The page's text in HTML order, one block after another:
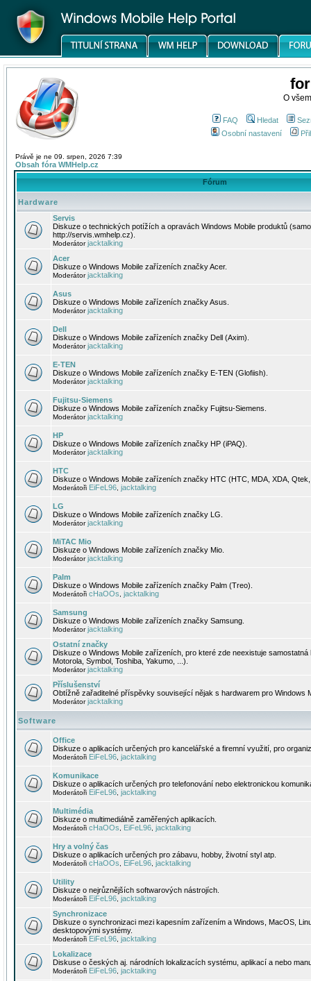
O
FAQ Hledat
Osobní nastavení
Právě je ne 09. srpen, 2026 7:39
Obsah fóra WMHelp.cz
Fórum
Hardware
Servis
Diskuze o technických potížích a opravách Windows Mobile produktů
http://servis.wmhelp.cz).
Moderátorjacktalking
Acer
Diskuze o Windows Mobile zařízeních značky Acer.
Moderátorjacktalking
Asus
Diskuze o Windows Mobile zařízeních značky Asus.
Moderátorjacktalking
Dell
Diskuze o Windows Mobile zařízeních značky Dell (Axim).
Moderátorjacktalking
E-TEN
Diskuze o Windows Mobile zařízeních značky E-TEN (Glofiish).
Moderátorjacktalking
Fujitsu-Siemens
Diskuze o Windows Mobile zařízeních značky Fujitsu-Siemens.
Moderátorjacktalking
HP
Diskuze o Windows Mobile zařízeních značky HP (iPAQ).
Moderátorjacktalking
HTC
Diskuze o Windows Mobile zařízeních značky HTC (HTC, MDA, XDA,
Moderátoři EiFeL96 jacktalking
LG
Diskuze o Windows Mobile zařízeních značky LG.
Moderátorjacktalking
MiTAC Mio
Diskuze o Windows Mobile zařízeních značky Mio.
Moderátorjacktalking
Palm
Diskuze o Windows Mobile zařízeních značky Palm (Treo).
Moderátoři cHaOOs jacktalking
Samsung
Diskuze o Windows Mobile zařízeních značky Samsung.
Moderátorjacktalking
Ostatní značky
Diskuze o Windows Mobile zařízeních, pro které zde neexistuje
Motorola, Symbol, Toshiba, Yakumo, ...).
Moderátorjacktalking
Příslušenství
Obtížně zařaditelné příspěvky související nějak s hardwarem pro Windows
Moderátorjacktalking
Software
Office
Diskuze o aplikacích určených pro kancelářské a firemní využití, pro
Moderátoři EiFeL96 jacktalking
Komunikace
Diskuze o aplikacích určených pro telefonování nebo elektronickou
Moderátoři EiFeL96 jacktalking
Multimédia
Diskuze o multimediálně zaměřených aplikacích.
Moderátoři cHaOOs EiFeL96 jacktalking
Hry a volný čas
Diskuze o aplikacích určených pro zábavu, hobby, životní styl atp.
Moderátoři cHaOOs EiFeL96 jacktalking
Utility
Diskuze o nejrůznějších softwarových nástrojích.
Moderátoři EiFeL96 jacktalking
Synchronizace
Diskuze o synchronizaci mezi kapesním zařízením a Windows, MacOS,
desktopovými systémy.
Moderátoři EiFeL96 jacktalking
Lokalizace
Diskuse o českých aj. národních lokalizacích systému, aplikací a nebo
Moderátoři EiFeL96 jacktalking